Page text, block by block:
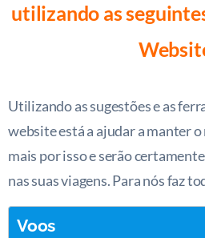
utilizando as
Utilizando as sugestões e as
website está a ajudar a manter o
mais por isso e serão
nas suas viagens. Para nós faz
Voos